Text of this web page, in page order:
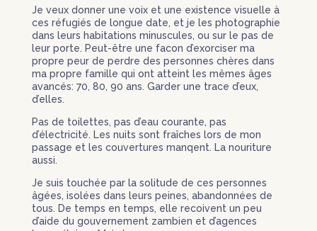
Je veux donner une voix et une existence visuelle à
ces réfugiés de longue date, et je les photographie
dans leurs habitations minuscules, ou sur le pas de
leur porte. Peut-être une facon d’exorciser ma
propre peur de perdre des personnes chères dans
ma propre famille qui ont atteint les mêmes âges
avancés: 70, 80, 90 ans. Garder une trace d’eux,
d’elles.
Pas de toilettes, pas d’eau courante, pas
d’électricité. Les nuits sont fraîches lors de mon
passage et les couvertures manqent. La nouriture
aussi.
Je suis touchée par la solitude de ces personnes
âgées, isolées dans leurs peines, abandonnées de
tous. De temps en temps, elle recoivent un peu
d’aide du gouvernement zambien et d’agences